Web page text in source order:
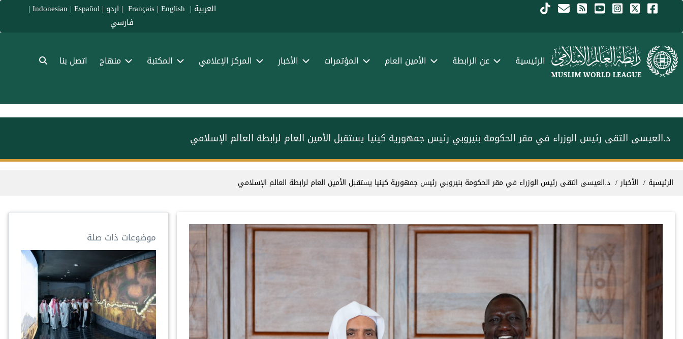
تجاوز إلى المحتوى الرئيسي العربية |
Français
| English
| اردو |
Indonesian | Español
|
فارسي
Menu Arabic الرئيسية عن الرابطة الأمين العام المؤتمرات الأخبار المركز الإعلامي المكتبة منهاج اتصل بنا
د.العيسى التقى رئيس الوزراء في مقر الحكومة بنيروبي رئيس جمهورية كينيا يستقبل الأمين العام لرابطة العالم الإسلامي
مسار التنقل
الرئيسية الأخبار د.العيسى التقى رئيس الوزراء في مقر الحكومة بنيروبي رئيس جمهورية كينيا يستقبل الأمين العام لرابطة العالم الإسلامي
موضوعات ذات صلة